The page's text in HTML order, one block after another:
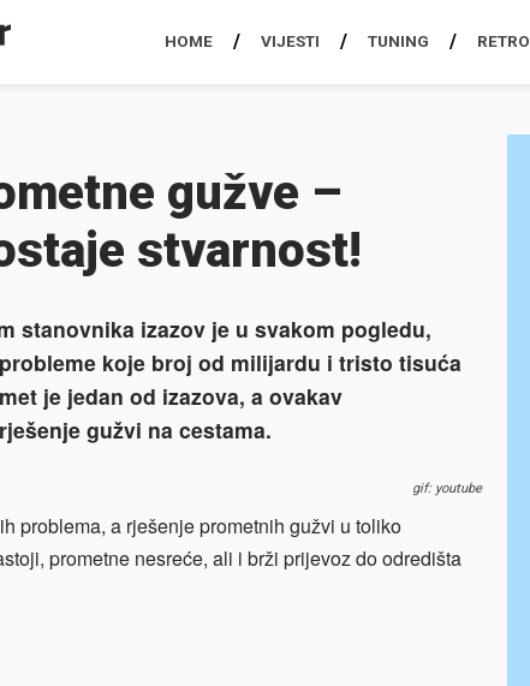
HOME VIJESTI TUNING RETRO
gužve –
stvarnost!
stanovnika izazov je u svakom pogledu,
koje broj od milijardu i tristo tisuća
je jedan od izazova, a ovakav
gužvi na cestama.
gif: youtube
problema, a rješenje prometnih gužvi u toliko
prometne nesreće, ali i brži prijevoz do odredišta